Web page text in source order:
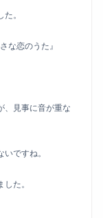
。
な恋のうた』
、見事に音が重な
ですね。
た。